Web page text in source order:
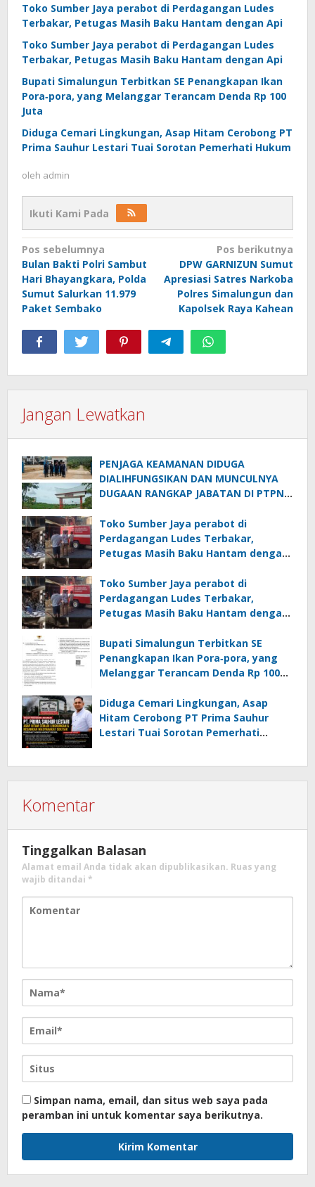
Toko Sumber Jaya perabot di Perdagangan Ludes
Terbakar, Petugas Masih Baku Hantam dengan Api
Toko Sumber Jaya perabot di Perdagangan Ludes
Terbakar, Petugas Masih Baku Hantam dengan Api
Bupati Simalungun Terbitkan SE Penangkapan Ikan
Pora‑pora, yang Melanggar Terancam Denda Rp 100
Juta
Diduga Cemari Lingkungan, Asap Hitam Cerobong PT
Prima Sauhur Lestari Tuai Sorotan Pemerhati Hukum
oleh admin
Ikuti Kami Pada
Navigasi
pos
Pos sebelumnya
Bulan Bakti Polri Sambut
Hari Bhayangkara, Polda
Sumut Salurkan 11.979
Paket Sembako
Pos berikutnya
DPW GARNIZUN Sumut
Apresiasi Satres Narkoba
Polres Simalungun dan
Kapolsek Raya Kahean
Jangan Lewatkan
PENJAGA KEAMANAN DIDUGA
DIALIHFUNGSIKAN DAN MUNCULNYA
DUGAAN RANGKAP JABATAN DI PTPN
MAYANG
Toko Sumber Jaya perabot di
Perdagangan Ludes Terbakar,
Petugas Masih Baku Hantam dengan
Toko Sumber Jaya perabot di
Perdagangan Ludes Terbakar,
Petugas Masih Baku Hantam dengan
Bupati Simalungun Terbitkan SE
Penangkapan Ikan Pora‑pora, yang
Melanggar Terancam Denda Rp 100
Diduga Cemari Lingkungan, Asap
Hitam Cerobong PT Prima Sauhur
Lestari Tuai Sorotan Pemerhati
Komentar
Tinggalkan Balasan
Alamat email Anda tidak akan dipublikasikan. Ruas yang
wajib ditandai *
Simpan nama, email, dan situs web saya pada
peramban ini untuk komentar saya berikutnya.